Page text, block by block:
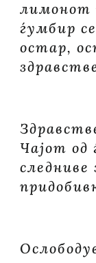
лимонот
ѓумбир
остар,
Чајот од
следниве